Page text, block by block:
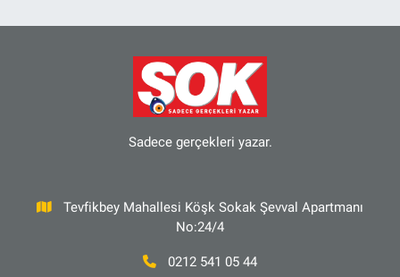
Sadece gerçekleri yazar.
Tevfikbey Mahallesi Köşk Sokak Şevval Apartmanı
No:24/4
0212 541 05 44